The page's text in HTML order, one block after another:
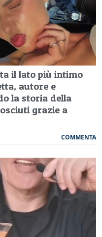
il lato più intimo
autore e
la storia della
grazie a
COMMENTA